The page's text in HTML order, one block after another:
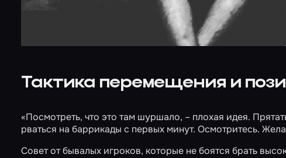
Тактика перемещения и
«Посмотреть, что это там шуршало, – плохая идея.
рваться на баррикады с первых минут. Осмотритесь.
Совет от бывалых игроков, которые не боятся брать